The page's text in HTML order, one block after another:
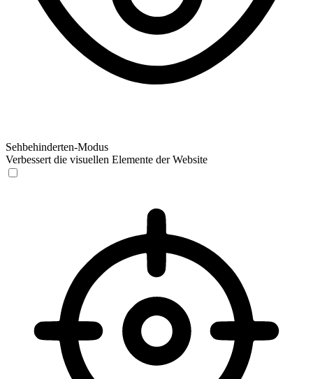
Sehbehinderten-Modus
Verbessert die visuellen Elemente der Website